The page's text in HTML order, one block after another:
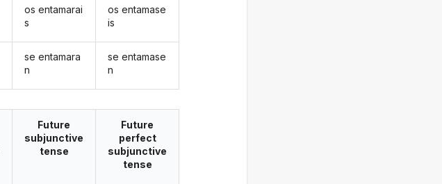
os entamarai
s
se entamara
n
os entamase
is
se entamase
n
Future
subjunctive
tense
Future
perfect
subjunctive
tense